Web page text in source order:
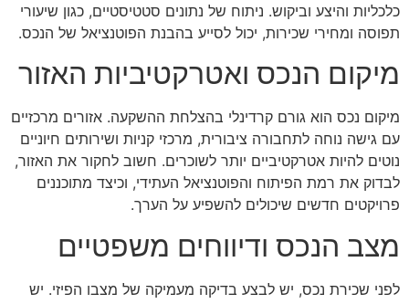
כלכליות והיצע וביקוש. ניתוח של נתונים סטטיסטיים, כגון שיעורי
תפוסה ומחירי שכירות, יכול לסייע בהבנת הפוטנציאל של הנכס.
מיקום הנכס ואטרקטיביות האזור
מיקום נכס הוא גורם קרדינלי בהצלחת ההשקעה. אזורים מרכזיים
עם גישה נוחה לתחבורה ציבורית, מרכזי קניות ושירותים חיוניים
נוטים להיות אטרקטיביים יותר לשוכרים. חשוב לחקור את האזור,
לבדוק את רמת הפיתוח והפוטנציאל העתידי, וכיצד מתוכננים
פרויקטים חדשים שיכולים להשפיע על הערך.
מצב הנכס ודיווחים משפטיים
לפני שכירת נכס, יש לבצע בדיקה מעמיקה של מצבו הפיזי. יש